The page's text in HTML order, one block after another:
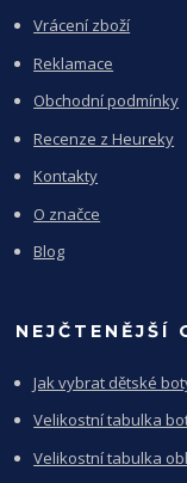
Vrácení zboží
Reklamace
Obchodní podmínky
Recenze z Heureky
Kontakty
O značce
Blog
NEJČTENĚJŠÍ
Jak vybrat dětské
Velikostní tabulka
Velikostní tabulka